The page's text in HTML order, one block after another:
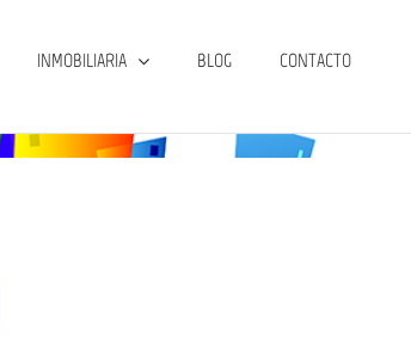
INMOBILIARIA BLOG CONTACTO